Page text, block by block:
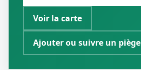
Voir la carte
Ajouter ou suivre un piège